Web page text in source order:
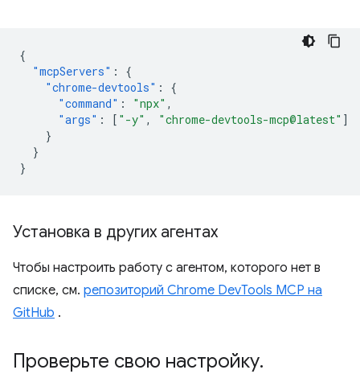
{
"mcpServers" :
{
"chrome-devtools" :
{
"command" : "npx" ,
"args" : [ "-y" , "chrome-devtools-mcp@latest" ]
}
}
}
Установка в других агентах
Чтобы настроить работу с агентом, которого нет в
списке, см. репозиторий Chrome DevTools MCP на
GitHub .
Проверьте свою настройку.